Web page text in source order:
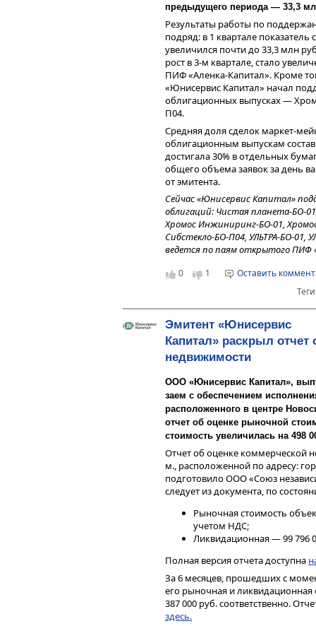
«Самое интересное на
расчет эффективных
начался новый
еще большего подъёма
бумаг стала проседать,
величины эффективных
ОФЗ, а в премию, словно,
риск возможных
Посмотреть выступления
публикуемпрезентацию,
доклада.
В этом году форум собрал
участие ведущие экономисты
председателя комитета по
РФ, сопредседатель комитета
системам Алексей Маслов,
«Эксперт РА» Антон Табах,
государственной корпорации
предыдущего периода — 33,3
Результаты работы по
подряд: в 1 квартале
увеличился почти до 33,3 млн
рост в 3-м квартале, стало
ПИФ «Аленка-Капитал». Кроме
«Юнисервис Капитал» начал
облигационных выпусках —
П04.
Средняя доля сделок маркет-
облигационным выпускам
достигала 30% в отдельных
общего объема заявок за день
от эмитента.
Сейчас «Юнисервис Капитал»
облигаций: Чистая планета-БО-
Хромос Инжиниринг-БО-01,
Сибстекло-БО-П04, УЛЬТРА-БО-01,
ведется по паям открытого ПИФ
0 1
Оставить
Эмитент «Юнисервис
Капитал» раскрыл отчет
недвижимости
ООО «Юнисервис Капитал»,
заем с обеспечением
расположенного в центре
отчет об оценке рыночной
стоимость увеличилась на 498
Отчет об оценке коммерческой
м., расположенной по адресу:
подготовило ООО «Союз
следует из документа, по
Рыночная стоимость
учетом НДС;
Ликвидационная — 99 796
Полная версия отчета доступна
За 6 месяцев, прошедших с
его рыночная и ликвидационная
387 000 руб. соответственно.
здесь.